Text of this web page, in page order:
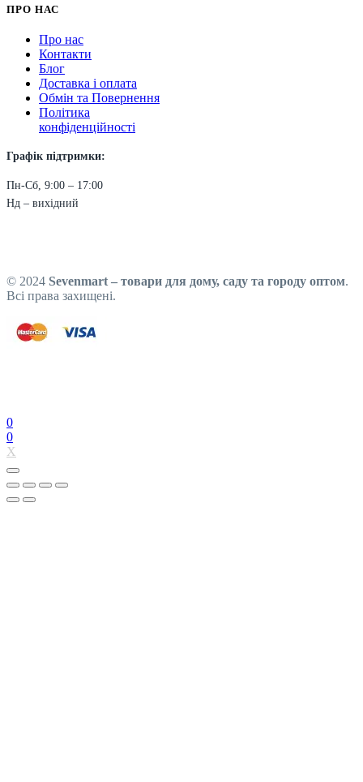
ПРО НАС
Про нас
Контакти
Блог
Доставка і оплата
Обмін та Повернення
Політика
конфіденційності
Графік підтримки:
Пн-Сб, 9:00 – 17:00
Нд – вихідний
© 2024 Sevenmart – товари для дому, саду та городу оптом.
Всі права захищені.
0
0
X